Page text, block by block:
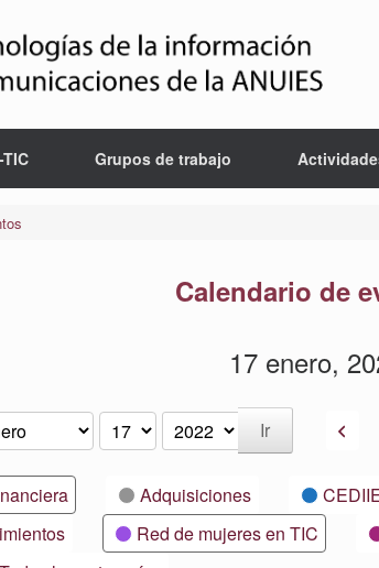
Grupos de trabajo
Calendario de
17 enero,
Adquisiciones
Red de mujeres en TIC